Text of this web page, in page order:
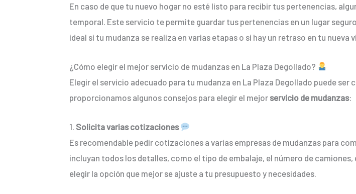
En caso de que tu nuevo hogar no esté listo para recibir tus pertenencias,
temporal. Este servicio te permite guardar tus pertenencias en un lugar
ideal si tu mudanza se realiza en varias etapas o si hay un retraso en tu nueva
¿Cómo elegir el mejor servicio de mudanzas en La Plaza Degollado?
Elegir el servicio adecuado para tu mudanza en La Plaza Degollado puede
proporcionamos algunos consejos para elegir el mejor servicio de mudanzas:
1. Solicita varias cotizaciones
Es recomendable pedir cotizaciones a varias empresas de mudanzas para
incluyan todos los detalles, como el tipo de embalaje, el número de
elegir la opción que mejor se ajuste a tu presupuesto y necesidades.